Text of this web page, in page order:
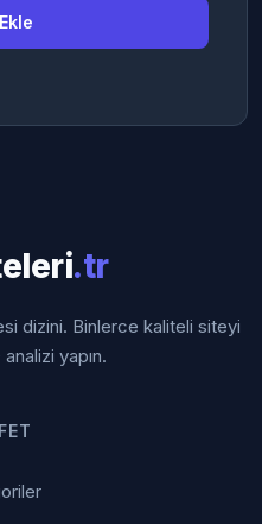
.tr
dizini. Binlerce kaliteli siteyi
yapın.